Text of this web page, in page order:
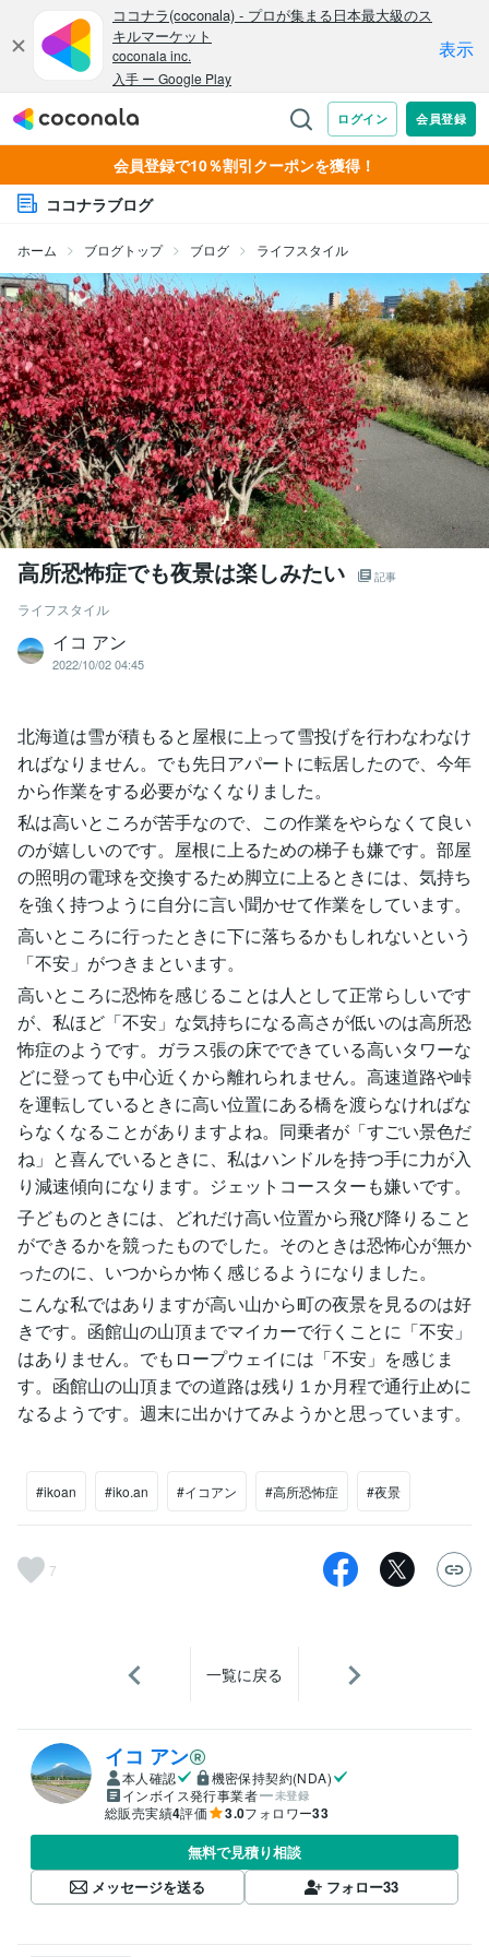
会員登録で10％割引クーポンを獲得！
ココナラブログ
ホーム ブログトップ ブログ ライフスタイル
高所恐怖症でも夜景は楽しみたい 記事
ライフスタイル
イコ アン
2022/10/02 04:45
北海道は雪が積もると屋根に上って雪投げを行わなわなけ
ればなりません。でも先日アパートに転居したので、今年
から作業をする必要がなくなりました。
私は高いところが苦手なので、この作業をやらなくて良い
のが嬉しいのです。屋根に上るための梯子も嫌です。部屋
の照明の電球を交換するため脚立に上るときには、気持ち
を強く持つように自分に言い聞かせて作業をしています。
高いところに行ったときに下に落ちるかもしれないという
「不安」がつきまといます。
高いところに恐怖を感じることは人として正常らしいです
が、私ほど「不安」な気持ちになる高さが低いのは高所恐
怖症のようです。ガラス張の床でできている高いタワーな
どに登っても中心近くから離れられません。高速道路や峠
を運転しているときに高い位置にある橋を渡らなければな
らなくなることがありますよね。同乗者が「すごい景色だ
ね」と喜んでいるときに、私はハンドルを持つ手に力が入
り減速傾向になります。ジェットコースターも嫌いです。
子どものときには、どれだけ高い位置から飛び降りること
ができるかを競ったものでした。そのときは恐怖心が無か
ったのに、いつからか怖く感じるようになりました。
こんな私ではありますが高い山から町の夜景を見るのは好
きです。函館山の山頂までマイカーで行くことに「不安」
はありません。でもロープウェイには「不安」を感じま
す。函館山の山頂までの道路は残り１か月程で通行止めに
なるようです。週末に出かけてみようかと思っています。
#ikoan #iko.an #イコアン #高所恐怖症 #夜景
7
一覧に戻る
イコ アン
本人確認
機密保持契約(NDA)
インボイス発行事業者
未登録
総販売実績4評価 3.0フォロワー33
無料で見積り相談
メッセージを送る
フォロー33